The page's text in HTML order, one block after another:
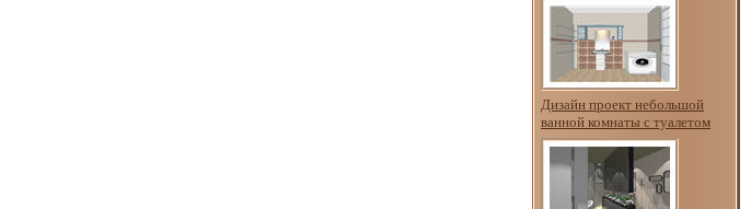
Дизайн проект небольшой
ванной комнаты с туалетом